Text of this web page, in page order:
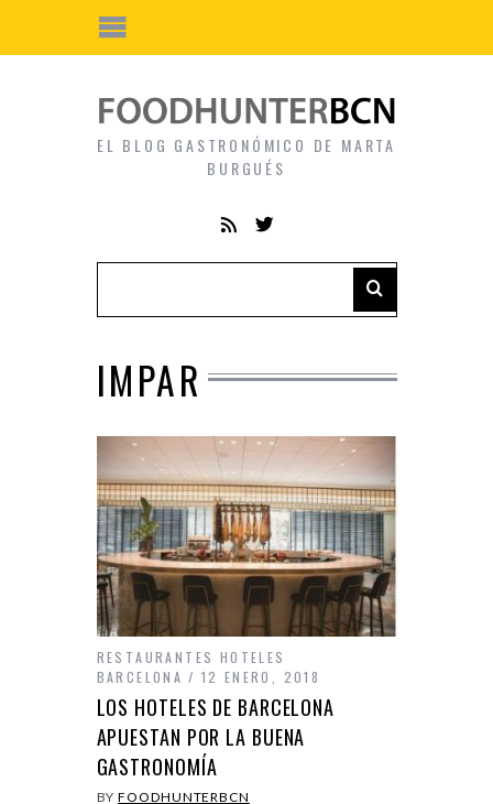
EL BLOG GASTRONÓMICO DE MARTA
BURGUÉS
IMPAR
RESTAURANTES HOTELES
BARCELONA
12 ENERO, 2018
LOS HOTELES DE BARCELONA
APUESTAN POR LA BUENA
GASTRONOMÍA
BYFOODHUNTERBCN